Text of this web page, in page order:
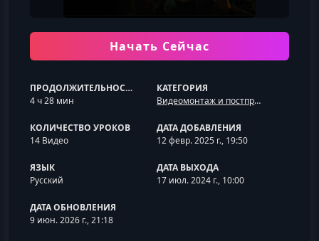
Начать Сейчас
ПРОДОЛЖИТЕЛЬНОСТЬ
4 ч 28 мин
КАТЕГОРИЯ
Видеомонтаж и постпродакшн
КОЛИЧЕСТВО УРОКОВ
14 Видео
ДАТА ДОБАВЛЕНИЯ
12 февр. 2025 г., 19:50
ЯЗЫК
Русский
ДАТА ВЫХОДА
17 июл. 2024 г., 10:00
ДАТА ОБНОВЛЕНИЯ
9 июн. 2026 г., 21:18